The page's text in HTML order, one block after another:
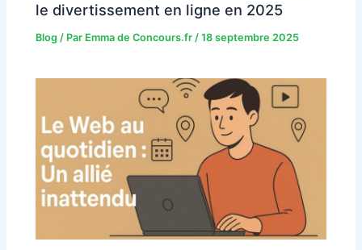
le divertissement en ligne en 2025
Blog / Par Emma de Concours.fr/18 septembre 2025